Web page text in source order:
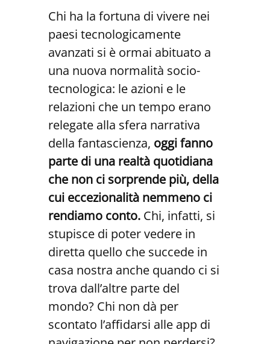
Chi ha la fortuna di vivere nei
paesi tecnologicamente
avanzati si è ormai abituato a
una nuova normalità socio-
tecnologica: le azioni e le
relazioni che un tempo erano
relegate alla sfera narrativa
della fantascienza, oggi fanno
parte di una realtà quotidiana
che non ci sorprende più, della
cui eccezionalità nemmeno ci
rendiamo conto. Chi, infatti, si
stupisce di poter vedere in
diretta quello che succede in
casa nostra anche quando ci si
trova dall’altre parte del
mondo? Chi non dà per
scontato l’affidarsi alle app di